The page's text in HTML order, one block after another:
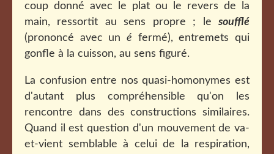
coup donné avec le plat ou le revers de la
main, ressortit au sens propre ; le soufflé
(prononcé avec un é fermé), entremets qui
gonfle à la cuisson, au sens figuré.
La confusion entre nos quasi-homonymes est
d'autant plus compréhensible qu'on les
rencontre dans des constructions similaires.
Quand il est question d'un mouvement de va-
et-vient semblable à celui de la respiration,